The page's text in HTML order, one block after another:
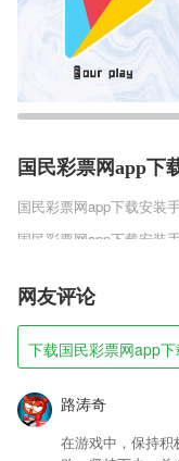
国民彩票网app下
国民彩票网app下载安装
国民彩票网app下载安装
的传奇类手机游戏，丰
用一系列独有的对战模式
的，这些玩法能够为你带
国民彩票网app下
1,畅享手机便捷服务提供
2,【智能曲谱】：内置AI
调节，曲调变化等多项智
网友评论
下载国民彩票网app
路涛奇
在游戏中，保持